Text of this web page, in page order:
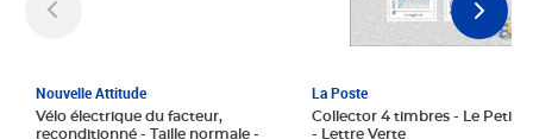
Nouvelle Attitude
Vélo électrique du facteur,
reconditionné - Taille normale -
La Poste
Collector 4 timbres - Le Petit
- Lettre Verte